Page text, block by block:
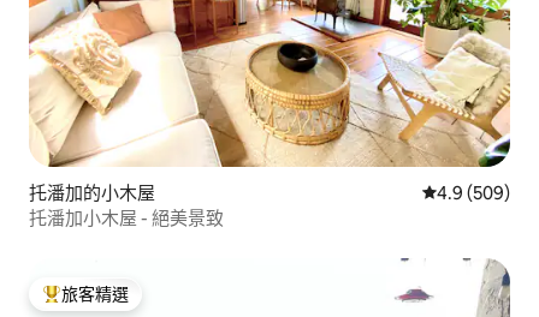
托潘加的小木屋 從 509 則評價
4.9 (509)
托潘加小木屋 - 絕美景致
旅客精選榜首
旅客精選